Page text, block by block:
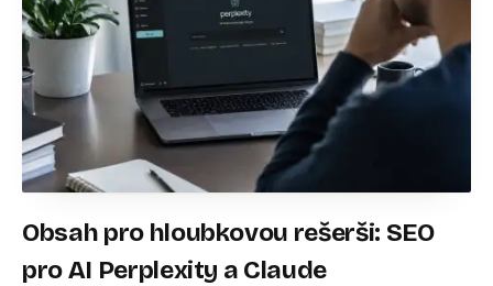
Obsah pro hloubkovou rešerši: SEO
pro AI Perplexity a Claude